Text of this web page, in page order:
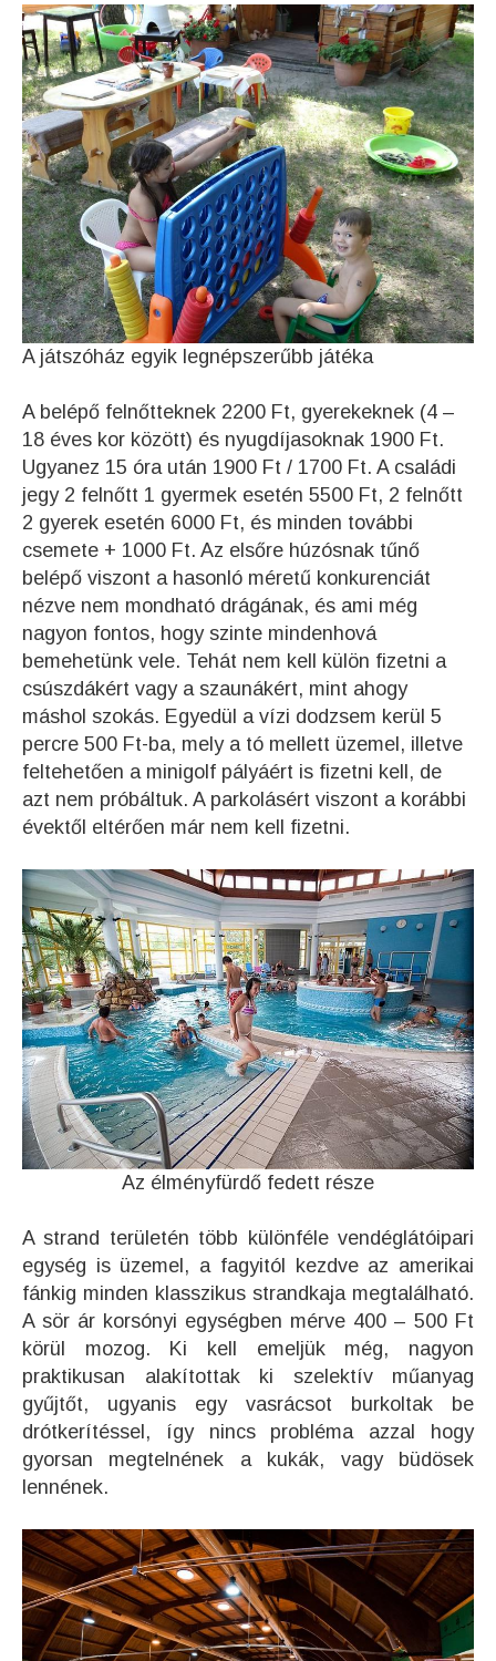
A játszóház egyik legnépszerűbb játéka
A belépő felnőtteknek 2200 Ft, gyerekeknek (4 –
18 éves kor között) és nyugdíjasoknak 1900 Ft.
Ugyanez 15 óra után 1900 Ft / 1700 Ft. A családi
jegy 2 felnőtt 1 gyermek esetén 5500 Ft, 2 felnőtt
2 gyerek esetén 6000 Ft, és minden további
csemete + 1000 Ft. Az elsőre húzósnak tűnő
belépő viszont a hasonló méretű konkurenciát
nézve nem mondható drágának, és ami még
nagyon fontos, hogy szinte mindenhová
bemehetünk vele. Tehát nem kell külön fizetni a
csúszdákért vagy a szaunákért, mint ahogy
máshol szokás. Egyedül a vízi dodzsem kerül 5
percre 500 Ft-ba, mely a tó mellett üzemel, illetve
feltehetően a minigolf pályáért is fizetni kell, de
azt nem próbáltuk. A parkolásért viszont a korábbi
évektől eltérően már nem kell fizetni.
Az élményfürdő fedett része
A strand területén több különféle vendéglátóipari
egység is üzemel, a fagyitól kezdve az amerikai
fánkig minden klasszikus strandkaja megtalálható.
A sör ár korsónyi egységben mérve 400 – 500 Ft
körül mozog. Ki kell emeljük még, nagyon
praktikusan alakítottak ki szelektív műanyag
gyűjtőt, ugyanis egy vasrácsot burkoltak be
drótkerítéssel, így nincs probléma azzal hogy
gyorsan megtelnének a kukák, vagy büdösek
lennének.